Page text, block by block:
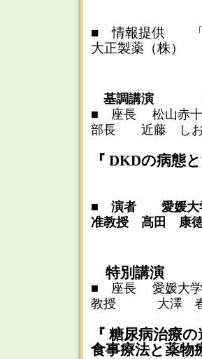
■ 情報提供 「
大正製薬（株）
基調講演
■ 座長 松山赤十
部長 近藤 し
『 DKDの病態
■ 演者 愛媛大学
准教授 髙田 康
特別講演
■ 座長 愛媛大学
教授 大澤 春
『 糖尿病治療
食事療法と薬物